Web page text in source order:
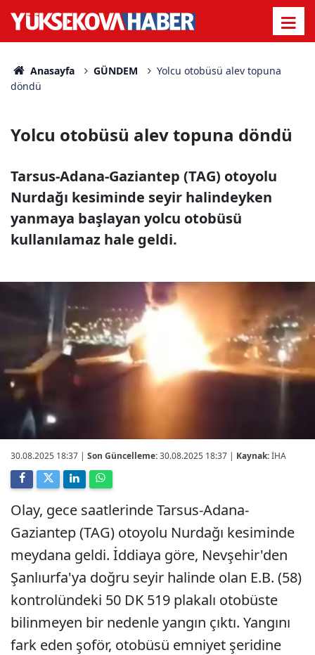
Anasayfa GÜNDEM
Yolcu otobüsü alev topuna
döndü
Yolcu otobüsü alev topuna döndü
Tarsus-Adana-Gaziantep (TAG) otoyolu
Nurdağı kesiminde seyir halindeyken
yanmaya başlayan yolcu otobüsü
kullanılamaz hale geldi.
30.08.2025 18:37 | Son Güncelleme:30.08.2025 18:37 | Kaynak:İHA
Olay, gece saatlerinde Tarsus-Adana-
Gaziantep (TAG) otoyolu Nurdağı kesiminde
meydana geldi. İddiaya göre, Nevşehir'den
Şanlıurfa'ya doğru seyir halinde olan E.B. (58)
kontrolündeki 50 DK 519 plakalı otobüste
bilinmeyen bir nedenle yangın çıktı. Yangını
fark eden şoför, otobüsü emniyet şeridine